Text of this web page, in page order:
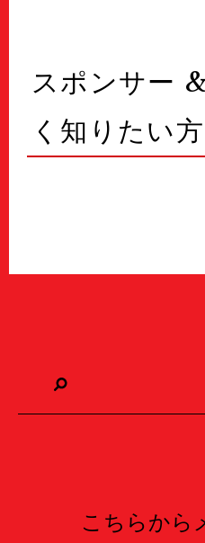
スポンサー
く知りたい
こちらから